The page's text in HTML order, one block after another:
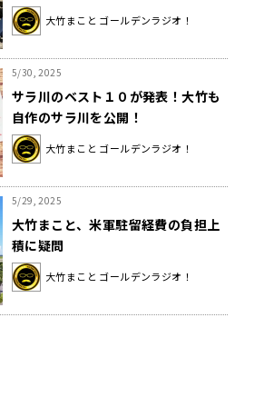
トに大竹納得
大竹まこと ゴールデンラジオ！
5/30, 2025
サラ川のベスト１０が発表！大竹も
自作のサラ川を公開！
大竹まこと ゴールデンラジオ！
5/29, 2025
大竹まこと、米軍駐留経費の負担上
積に疑問
大竹まこと ゴールデンラジオ！